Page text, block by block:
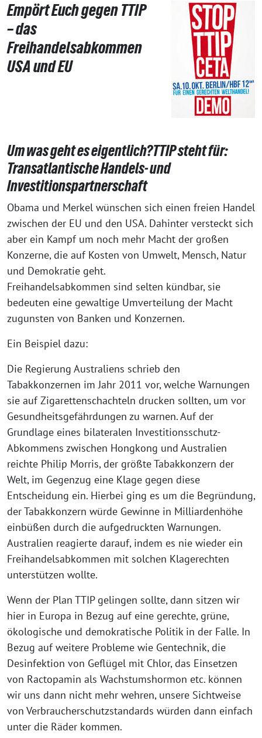
Empört Euch gegen TTIP
– das
Freihandelsabkommen
USA und EU
Um was geht es eigentlich?TTIP steht für:
Transatlantische Handels- und
Investitionspartnerschaft
Obama und Merkel wünschen sich einen freien Handel
zwischen der EU und den USA. Dahinter versteckt sich
aber ein Kampf um noch mehr Macht der großen
Konzerne, die auf Kosten von Umwelt, Mensch, Natur
und Demokratie geht.
Freihandelsabkommen sind selten kündbar, sie
bedeuten eine gewaltige Umverteilung der Macht
zugunsten von Banken und Konzernen.
Ein Beispiel dazu:
Die Regierung Australiens schrieb den
Tabakkonzernen im Jahr 2011 vor, welche Warnungen
sie auf Zigarettenschachteln drucken sollten, um vor
Gesundheitsgefährdungen zu warnen. Auf der
Grundlage eines bilateralen Investitionsschutz-
Abkommens zwischen Hongkong und Australien
reichte Philip Morris, der größte Tabakkonzern der
Welt, im Gegenzug eine Klage gegen diese
Entscheidung ein. Hierbei ging es um die Begründung,
der Tabakkonzern würde Gewinne in Milliardenhöhe
einbüßen durch die aufgedruckten Warnungen.
Australien reagierte darauf, indem es nie wieder ein
Freihandelsabkommen mit solchen Klagerechten
unterstützen wollte.
Wenn der Plan TTIP gelingen sollte, dann sitzen wir
hier in Europa in Bezug auf eine gerechte, grüne,
ökologische und demokratische Politik in der Falle. In
Bezug auf weitere Probleme wie Gentechnik, die
Desinfektion von Geflügel mit Chlor, das Einsetzen
von Ractopamin als Wachstumshormon etc. können
wir uns dann nicht mehr wehren, unsere Sichtweise
von Verbraucherschutzstandards würden dann einfach
unter die Räder kommen.